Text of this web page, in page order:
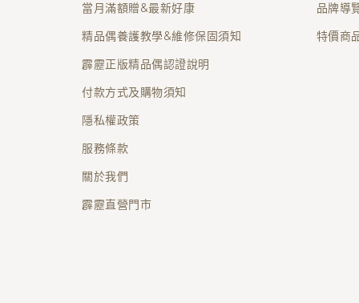
當月滿額贈&最新好康
精品偶養護教學&維修保固須知
霹靂正版精品偶認證說明
付款方式及購物須知
隱私權政策
服務條款
關於我們
霹靂直營門市
品牌導
特價商